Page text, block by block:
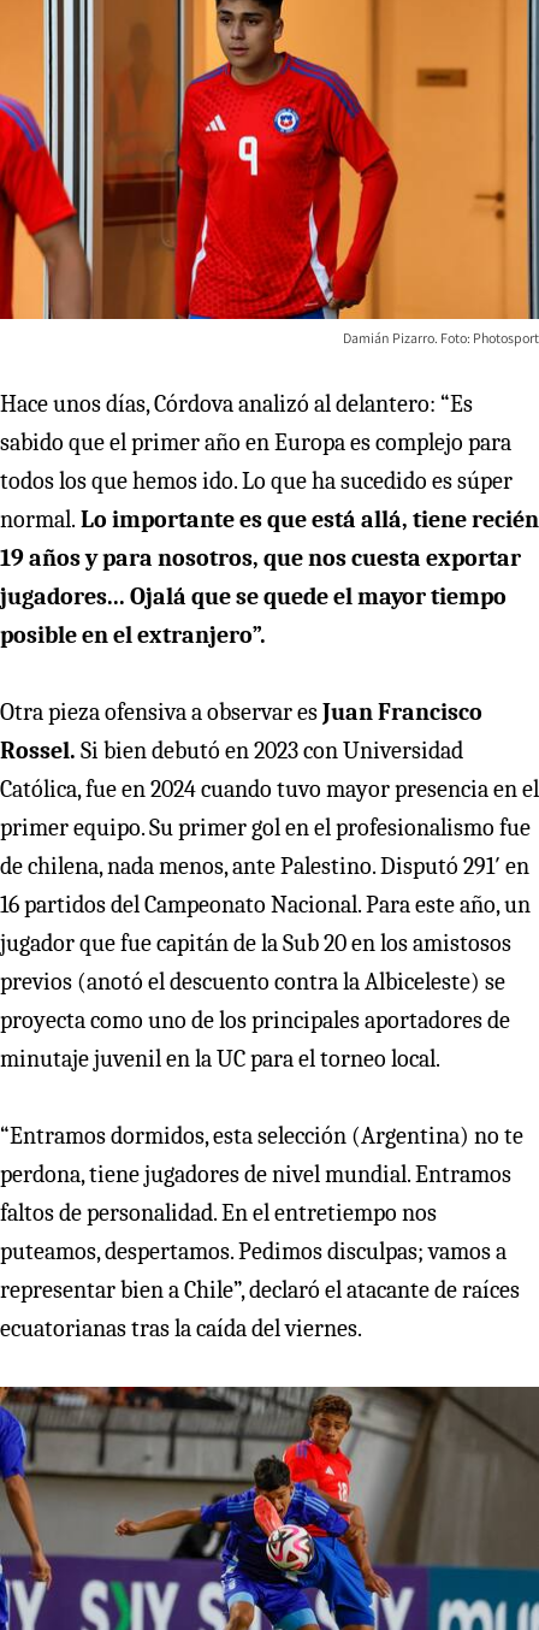
Damián Pizarro. Foto: Photosport
Hace unos días, Córdova analizó al delantero: “Es
sabido que el primer año en Europa es complejo para
todos los que hemos ido. Lo que ha sucedido es súper
normal. Lo importante es que está allá, tiene recién
19 años y para nosotros, que nos cuesta exportar
jugadores... Ojalá que se quede el mayor tiempo
posible en el extranjero”.
Otra pieza ofensiva a observar esJuan Francisco
Rossel. Si bien debutó en 2023 con Universidad
Católica, fue en 2024 cuando tuvo mayor presencia en el
primer equipo. Su primer gol en el profesionalismo fue
de chilena, nada menos, ante Palestino. Disputó 291′ en
16 partidos del Campeonato Nacional. Para este año, un
jugador que fue capitán de la Sub 20 en los amistosos
previos (anotó el descuento contra la Albiceleste) se
proyecta como uno de los principales aportadores de
minutaje juvenil en la UC para el torneo local.
“Entramos dormidos, esta selección (Argentina) no te
perdona, tiene jugadores de nivel mundial. Entramos
faltos de personalidad. En el entretiempo nos
puteamos, despertamos. Pedimos disculpas; vamos a
representar bien a Chile”, declaró el atacante de raíces
ecuatorianas tras la caída del viernes.